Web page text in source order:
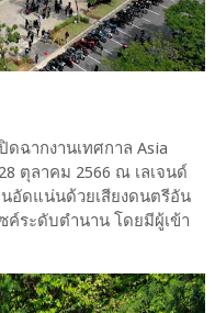
ฉากงานเทศกาล Asia
ตุลาคม 2566 ณ เลเจนด์
นอัดแน่นด้วยเสียงดนตรีอัน
ค์ระดับตำนาน โดยมีผู้เข้า